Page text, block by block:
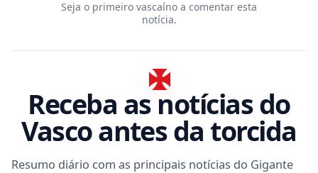
Seja o primeiro vascaíno a comentar esta
notícia.
Receba as notícias do
Vasco antes da torcida
Resumo diário com as principais notícias do Gigante